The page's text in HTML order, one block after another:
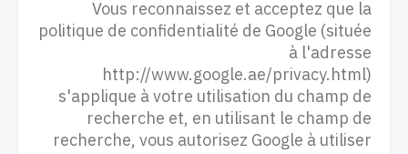
Vous reconnaissez et acceptez que la
politique de confidentialité de Google (située
à l'adresse
http://www.google.ae/privacy.html)
s'applique à votre utilisation du champ de
recherche et, en utilisant le champ de
recherche, vous autorisez Google à utiliser